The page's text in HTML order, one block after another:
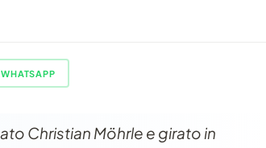
WHATSAPP
Christian Möhrle e girato in